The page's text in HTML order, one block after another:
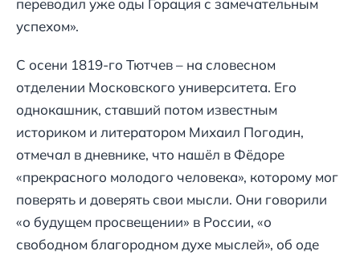
переводил уже оды Горация с замечательным
успехом».
С осени 1819-го Тютчев – на словесном
отделении Московского университета. Его
однокашник, ставший потом известным
историком и литератором Михаил Погодин,
отмечал в дневнике, что нашёл в Фёдоре
«прекрасного молодого человека», которому мог
поверять и доверять свои мысли. Они говорили
«о будущем просвещении» в России, «о
свободном благородном духе мыслей», об оде